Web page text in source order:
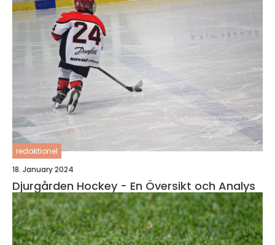
redaktionel
18. January 2024
Djurgården Hockey - En Översikt och Analys